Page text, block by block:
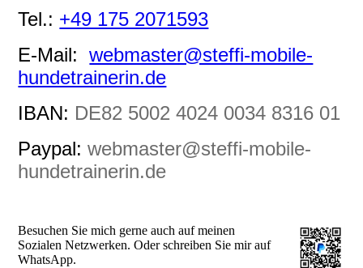
Tel.: +49 175 2071593
E-Mail:webmaster@steffi-mobile-
hundetrainerin.de
IBAN: DE82 5002 4024 0034 8316 01
Paypal: webmaster@steffi-mobile-
hundetrainerin.de
Besuchen Sie mich gerne auch auf meinen
Sozialen Netzwerken. Oder schreiben Sie mir auf
WhatsApp.